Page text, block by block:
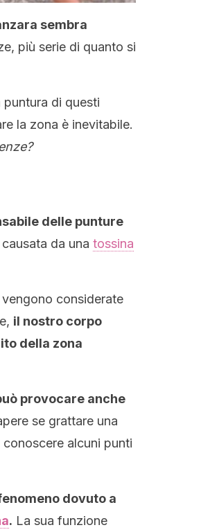
sembra
più serie di quanto si
puntura di questi
la zona è inevitabile.
delle punture
da una tossina
considerate
il nostro corpo
della zona
provocare anche
se grattare una
alcuni punti
dovuto a
. La sua funzione